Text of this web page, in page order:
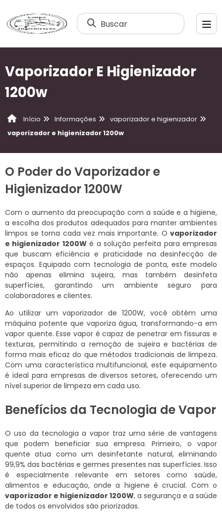
Buscar
Vaporizador E Higienizador
1200w
Início Informações
vaporizador e higienizador
vaporizador e higienizador 1200w
O Poder do Vaporizador e
Higienizador 1200W
Com o aumento da preocupação com a saúde e a higiene,
a escolha dos produtos adequados para manter ambientes
limpos se torna cada vez mais importante. O vaporizador
e higienizador 1200Wé a solução perfeita para empresas
que buscam eficiência e praticidade na desinfecção de
espaços. Equipado com tecnologia de ponta, este modelo
não apenas elimina sujeira, mas também desinfeta
superfícies, garantindo um ambiente seguro para
colaboradores e clientes.
Ao utilizar um vaporizador de 1200W, você obtém uma
máquina potente que vaporiza água, transformando-a em
vapor quente. Esse vapor é capaz de penetrar em fissuras e
texturas, permitindo a remoção de sujeira e bactérias de
forma mais eficaz do que métodos tradicionais de limpeza.
Com uma característica multifuncional, este equipamento
é ideal para empresas de diversos setores, oferecendo um
nível superior de limpeza em cada uso.
Benefícios da Tecnologia de Vapor
O uso da tecnologia a vapor traz uma série de vantagens
que podem beneficiar sua empresa. Primeiro, o vapor
quente atua como um desinfetante natural, eliminando
99,9% das bactérias e germes presentes nas superfícies. Isso
é especialmente relevante em setores como saúde,
alimentos e educação, onde a higiene é crucial. Com o
vaporizador e higienizador 1200W, a segurança e a saúde
de todos os envolvidos são priorizadas.